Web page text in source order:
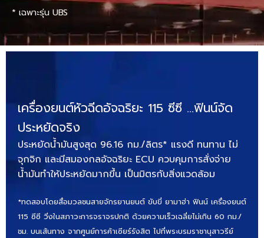
* เฉพาะรุ่น UBS
เครื่องยนต์หัวฉีดอัจฉริยะ 115 ซีซี …ฟินน์จัด
ประหยัดจริง
ประหยัดน้ำมันสูงสุด 96.16 กม./ลิตร* แรงดี ทนทาน ไม่
จุกจิก และมีสมองกลอัจฉริยะ ECU ควบคุมการสั่งจ่าย
น้ำมันทำให้ประหยัดมากขึ้น เป็นมิตรกับสิ่งแวดล้อม
*ทดสอบโดยสื่อมวลชนสายจักรยานยนต์ ขับขี่ ยามาฮ่า ฟินน์ เครื่องยนต์
115 ซีซี วิ่งในสภาวะการจราจรปกติ ด้วยความเร็วเฉลี่ยไม่เกิน 60 กม./
ชม. บนเส้นทาง จากศูนย์การค้าเซียร์รังสิต ไปที่พระบรมราชานุสาวรีย์